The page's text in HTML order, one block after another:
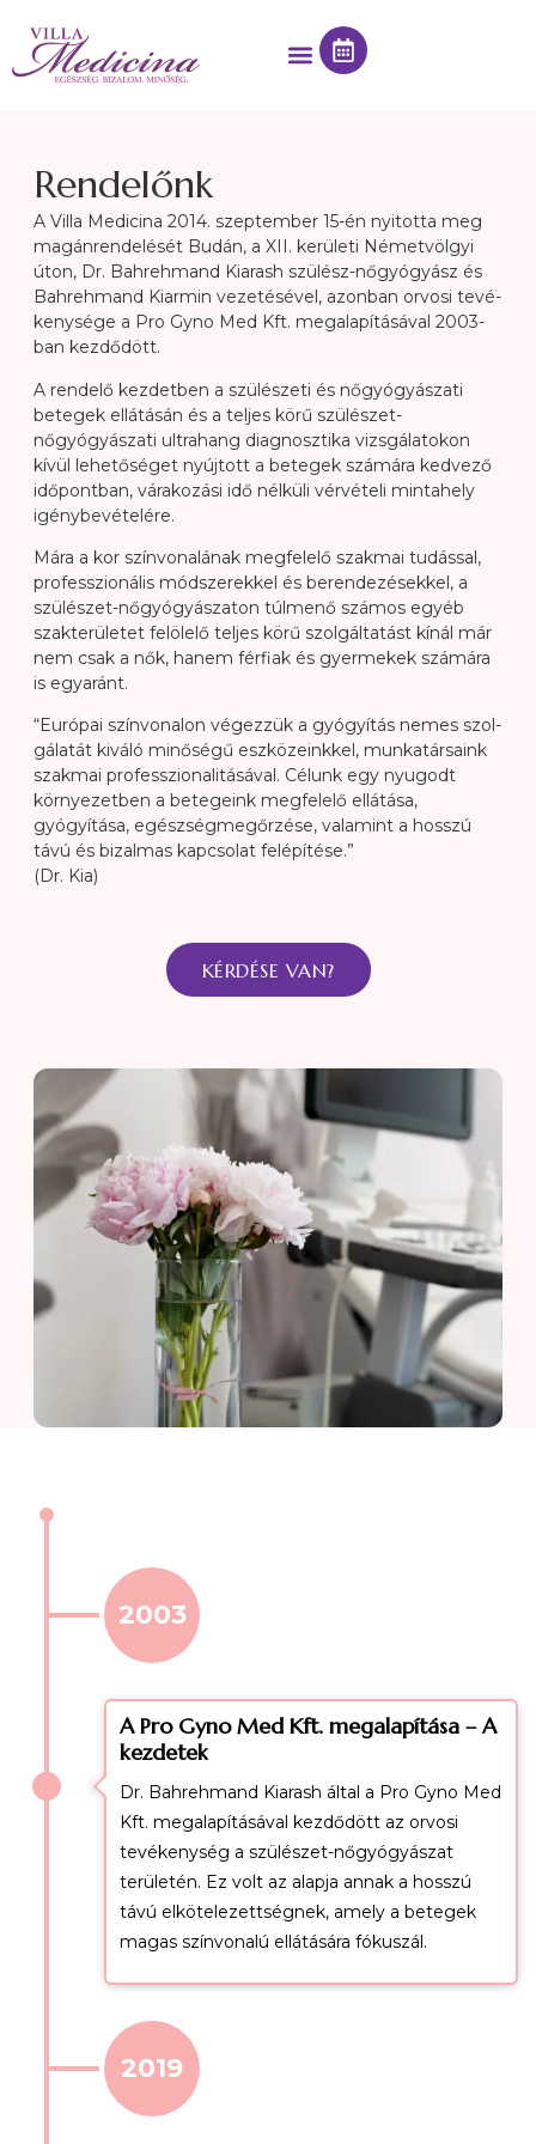
Rendelőnk
A Villa Medicina 2014. szeptember 15-én nyitotta meg
magánrendelését Budán, a XII. kerületi Németvölgyi
úton, Dr. Bahrehmand Kiarash szülész-nőgyógyász és
Bahrehmand Kiarmin vezetésével, azonban orvosi te­vé­
keny­sége a Pro Gyno Med Kft. megalapításával 2003-
ban kezdődött.
A rendelő kezdetben a szülészeti és nőgyógyászati
betegek ellátásán és a teljes körű szülészet-
nőgyógyászati ultrahang diagnosztika vizsgálatokon
kívül lehetőséget nyújtott a betegek számára kedvező
időpontban, várakozási idő nélküli vérvételi mintahely
igénybevételére.
Mára a kor színvonalának megfelelő szakmai tudással,
pro­fesszionális módszerekkel és berendezésekkel, a
szülészet-nő­gyó­gyá­szaton túlmenő számos egyéb
szak­te­rü­le­tet felölelő teljes körű szolgáltatást kínál már
nem csak a nők, hanem férfiak és gyermekek számára
is egyaránt.
“Európai színvonalon végezzük a gyógyítás nemes szol­
gá­la­tát kiváló minőségű eszközeinkkel, munka­társaink
szakmai pro­fesszio­nali­tásával. Célunk egy nyugodt
környezetben a be­te­geink megfelelő ellátása,
gyógyítása, egész­­ség­­meg­őrzése, va­la­mint a hosszú
távú és bizalmas kapcsolat felépítése.”
(Dr. Kia)
KÉRDÉSE VAN?
2003
A Pro Gyno Med Kft. megalapítása – A
kezdetek
Dr. Bahrehmand Kiarash által a Pro Gyno Med
Kft. megalapításával kezdődött az orvosi
tevékenység a szülészet-nőgyógyászat
területén. Ez volt az alapja annak a hosszú
távú elkötelezettségnek, amely a betegek
magas színvonalú ellátására fókuszál.
2019